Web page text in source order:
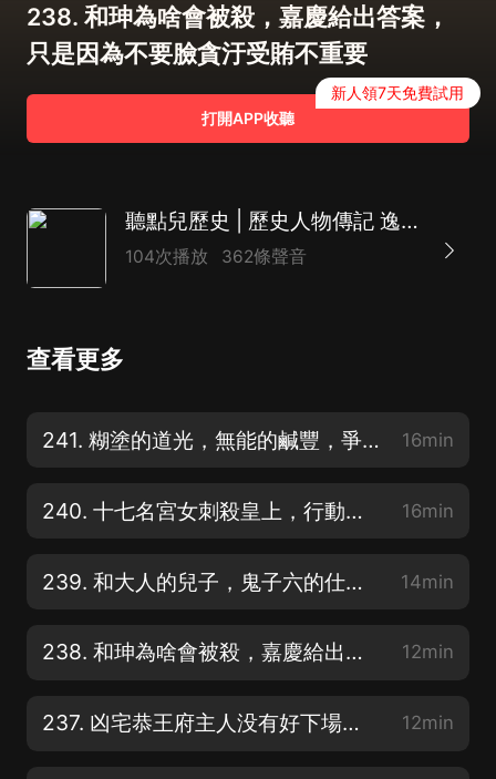
238. 和珅為啥會被殺，嘉慶給出答案，
只是因為不要臉貪汙受賄不重要
打開APP收聽
新人領7天免費試用
聽點兒歷史 | 歷史人物傳記 逸聞趣史 軍事紀實
104次播放 362條聲音
查看更多
241. 糊塗的道光，無能的鹹豐，爭奪皇位的騙局，害苦了恭親王 16min
240. 十七名宮女刺殺皇上，行動失敗處死十六人，為啥只有她躲過一刀 16min
239. 和大人的兒子，鬼子六的仕途，和珅奕訢的秘密全藏在這塊大石頭上 14min
238. 和珅為啥會被殺，嘉慶給出答案，只是因為不要臉貪汙受賄不重要 12min
237. 凶宅恭王府主人没有好下場，和珅抄家，十公主守寡，恭王鬱悶而死 12min